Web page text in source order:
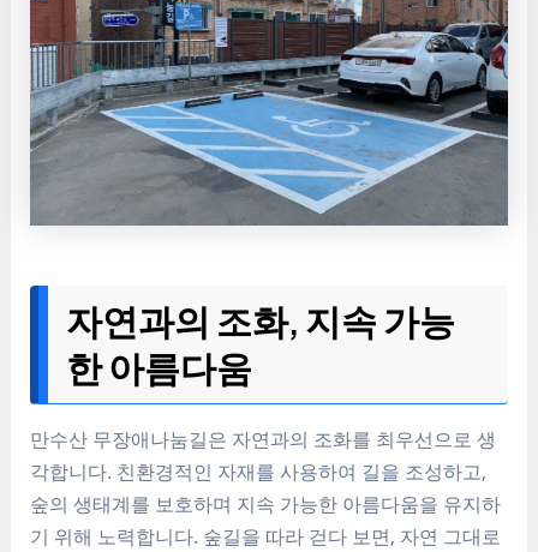
자연과의 조화, 지속 가능
한 아름다움
만수산 무장애나눔길은 자연과의 조화를 최우선으로 생
각합니다. 친환경적인 자재를 사용하여 길을 조성하고,
숲의 생태계를 보호하며 지속 가능한 아름다움을 유지하
기 위해 노력합니다. 숲길을 따라 걷다 보면, 자연 그대로